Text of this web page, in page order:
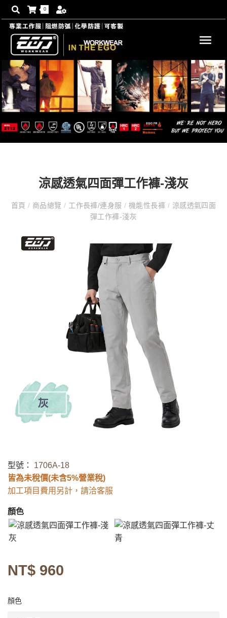
0
涼感透氣四面彈工作褲-淺灰
首頁/ 商品總覽/ 工作長褲/連身服/ 機能性長褲 / 涼感透氣四面
彈工作褲-淺灰
型號： 1706A-18
皆為未稅價(未含5%營業稅)
加工項目費用另計，請洽客服
顏色
NT$ 960
顏色